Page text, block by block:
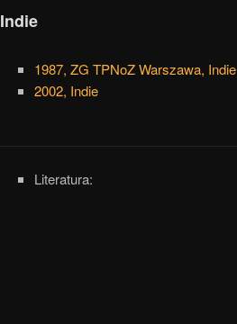
Indie
1987, ZG TPNoZ Warszawa, Indie
2002, Indie
Literatura: